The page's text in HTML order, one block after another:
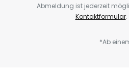
Abmeldung ist jederzeit
Kontaktformular.
*Ab